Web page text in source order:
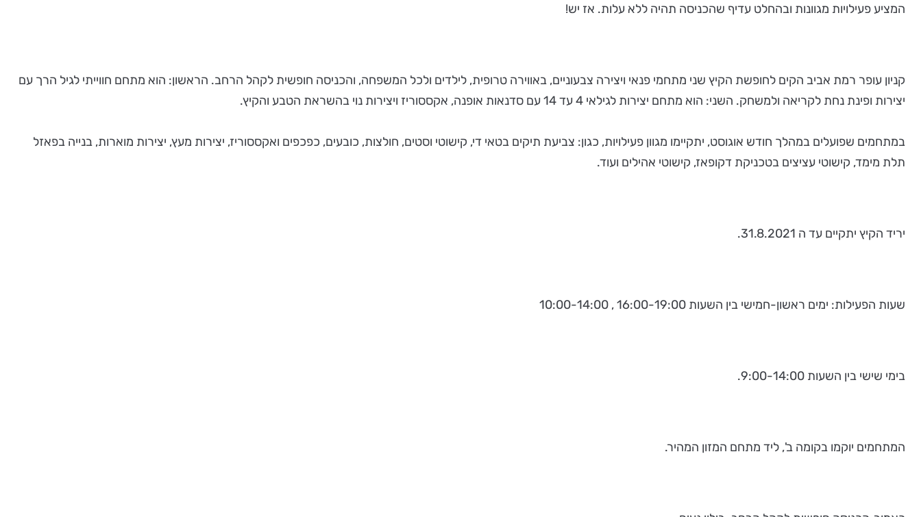
המציע פעילויות מגוונות ובהחלט עדיף שהכניסה תהיה ללא עלות. אז יש!
קניון עופר רמת אביב הקים לחופשת הקיץ שני מתחמי פנאי ויצירה צבעוניים, באווירה טרופית, לילדים ולכל המשפחה, והכניסה חופשית לקהל הרחב. הראשון: הוא מתחם חווייתי לגיל הרך עם
יצירות ופינת נחת לקריאה ולמשחק. השני: הוא מתחם יצירות לגילאי 4 עד 14 עם סדנאות אופנה, אקססוריז ויצירות נוי בהשראת הטבע והקיץ.
במתחמים שפועלים במהלך חודש אוגוסט, יתקיימו מגוון פעילויות, כגון: צביעת תיקים בטאי די, קישוטי וסטים, חולצות, כובעים, כפכפים ואקססוריז, יצירות מעץ, יצירות מוארות, בנייה בפאזל
תלת מימד, קישוטי עציצים בטכניקת דקופאז, קישוטי אהילים ועוד.
יריד הקיץ יתקיים עד ה 31.8.2021.
שעות הפעילות: ימים ראשון-חמישי בין השעות 16:00-19:00 , 10:00-14:00
בימי שישי בין השעות 9:00-14:00.
המתחמים יוקמו בקומה ב', ליד מתחם המזון המהיר.